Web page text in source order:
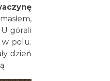
górali
w polu.
dzień